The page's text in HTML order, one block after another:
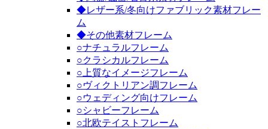
◆レザー系/冬向けファブリック素材フレー
ム
◆その他素材フレーム
○ナチュラルフレーム
○クラシカルフレーム
○上質なイメージフレーム
○ヴィクトリアン調フレーム
○ウェディング向けフレーム
○シャビーフレーム
○北欧テイストフレーム